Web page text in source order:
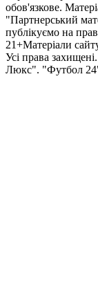
обов'язкове.
"Партнерський
публікуємо на
21+Матеріали
Усi права
Люкс". "Футбол